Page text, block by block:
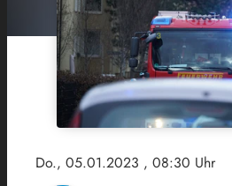
Do., 05.01.2023 , 08:30 Uhr